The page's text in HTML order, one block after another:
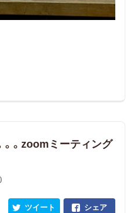
。zoomミーティング
シェア
ツイート